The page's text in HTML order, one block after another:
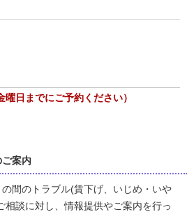
曜日までにご予約ください）
案内
間のトラブル(賃下げ、いじめ・いや
相談に対し、情報提供やご案内を行っ